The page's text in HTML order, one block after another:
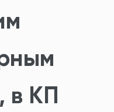
в КП